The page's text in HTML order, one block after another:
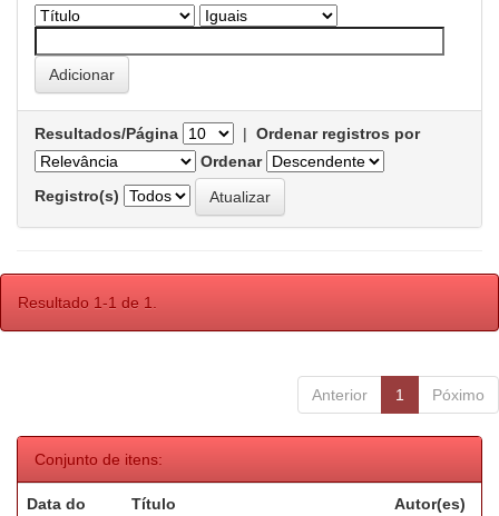
Resultados/Página | Ordenar registros por
Ordenar
Registro(s)
Resultado 1-1 de 1.
Anterior 1 Póximo
Conjunto de itens:
Data do
Título Autor(es)